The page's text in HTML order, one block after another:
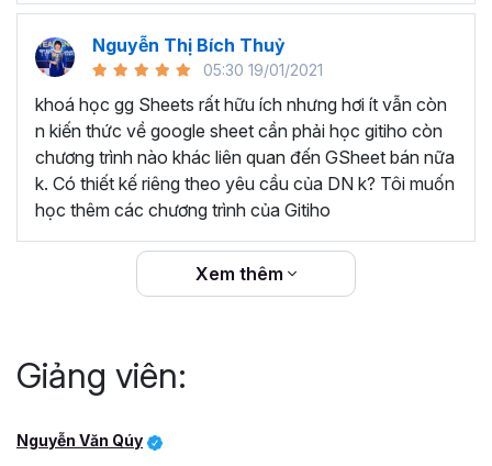
rất nhiều.”
“Giảng viên hướng dẫn chậm rãi, dễ hiểu, ví dụ
rõ ràng. Từng chủ đề được khai thác cụ thể, dễ
dàng áp dụng vào công việc hằng ngày để quản
lý dữ liệu. Khóa học rất hữu ích, cám ơn Gitiho và
giảng viên Nguyễn Văn Quý đã đem lại những
kiến thức bổ ích”
“Giảng viên đồng hành cùng học viên trong suốt
quá trình học và sau khi kết thúc khóa học.
Gitiho cam kết hoàn trả 100% học phí nếu học
viên không hài lòng.”
Nguyễn Thị Bích Thuỷ
05:30 19/01/2021
khoá học gg Sheets rất hữu ích nhưng hơi ít vẫn còn
n kiến thức về google sheet cần phải học gitiho còn
chương trình nào khác liên quan đến GSheet bán nữa
k. Có thiết kế riêng theo yêu cầu của DN k? Tôi muốn
học thêm các chương trình của Gitiho
Xem thêm
Giảng viên:
Nguyễn Văn Qúy